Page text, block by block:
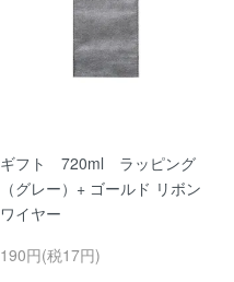
ギフト 720ml ラッピング
（グレー）+ ゴールド リボン
ワイヤー
190円(税17円)